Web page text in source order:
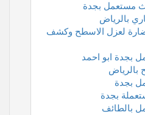
مستعمل بجدة
بالرياض
لعزل الاسطح وكشف
بجدة ابو احمد
بجدة
بجدة
بالطائف